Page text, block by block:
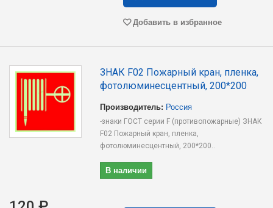
Добавить в избранное
ЗНАК F02 Пожарный кран, пленка,
фотолюминесцентный, 200*200
Производитель: Россия
-знаки ГОСТ серии F (противопожарные) ЗНАК
F02 Пожарный кран, пленка,
фотолюминесцентный, 200*200..
В наличии